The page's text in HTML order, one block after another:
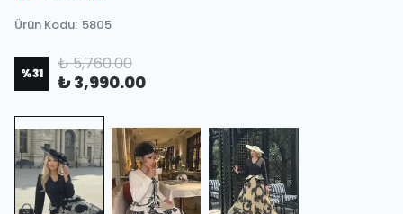
Ürün Kodu: 5805
%31 ₺ 5,760.00
₺ 3,990.00